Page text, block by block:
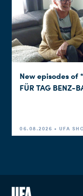
New episodes of
FÜR TAG BENZ-
06.08.2026 • UFA